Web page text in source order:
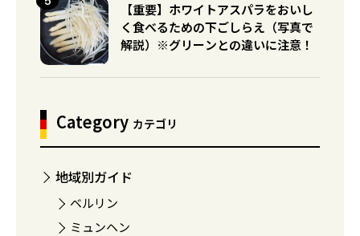
【重要】ホワイトアスパラをおいし
く食べるための下ごしらえ（写真で
解説）※グリーンとの違いに注意！
Category カテゴリ
地域別ガイド
ベルリン
ミュンヘン